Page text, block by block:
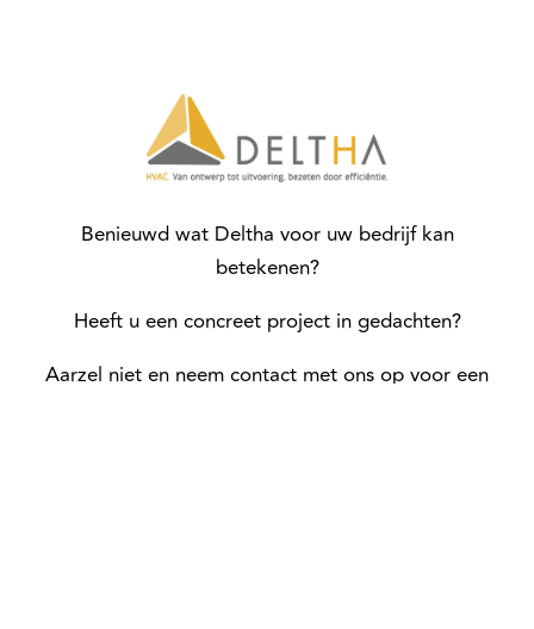
Benieuwd wat Deltha voor uw bedrijf kan
betekenen?
Heeft u een concreet project in gedachten?
Aarzel niet en neem contact met ons op voor een